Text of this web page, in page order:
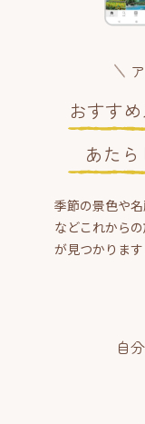
おすす
あた
季節の景色や
などこれから
が見つかりま
自